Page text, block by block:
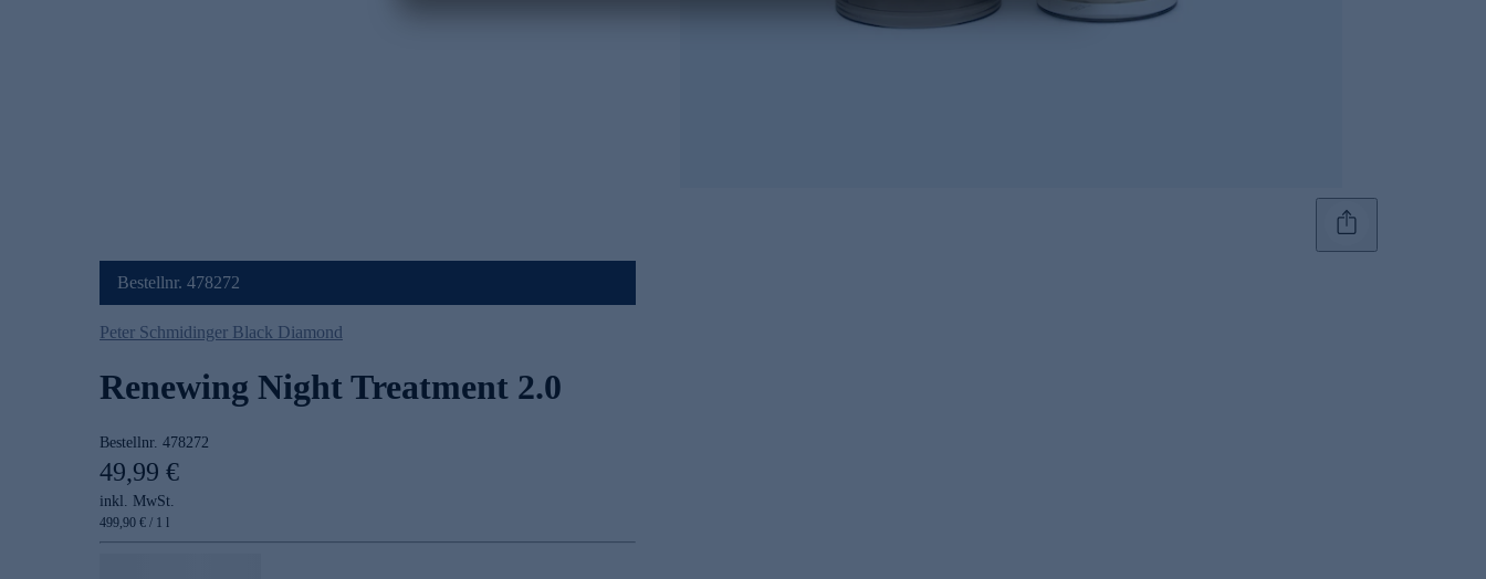
Bestellnr. 478272
Peter Schmidinger Black Diamond
Renewing Night Treatment 2.0
Bestellnr. 478272
49,99 €
inkl. MwSt.
499,90 € / 1 l